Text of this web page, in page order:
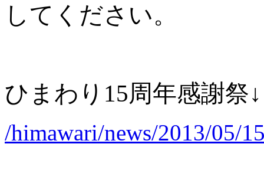
してください。
ひまわり15周年感謝祭↓
/himawari/news/2013/05/